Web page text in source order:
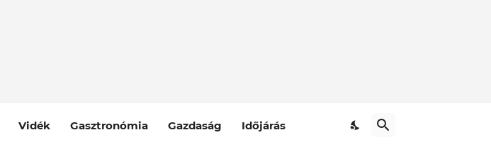
Vidék Gasztronómia Gazdaság Időjárás